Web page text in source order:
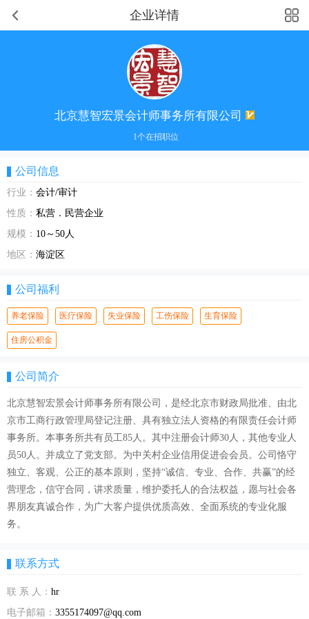
企业详情
北京慧智宏景会计师事务所有限公司
1个在招职位
公司信息
行业： 会计/审计
性质： 私营．民营企业
规模： 10～50人
地区： 海淀区
公司福利
养老保险 医疗保险 失业保险 工伤保险 生育保险
住房公积金
公司简介
北京慧智宏景会计师事务所有限公司，是经北京市财政局批准、由北
京市工商行政管理局登记注册、具有独立法人资格的有限责任会计师
事务所。本事务所共有员工85人。其中注册会计师30人，其他专业人
员50人。并成立了党支部。为中关村企业信用促进会会员。公司恪守
独立、客观、公正的基本原则，坚持“诚信、专业、合作、共赢”的经
营理念，信守合同，讲求质量，维护委托人的合法权益，愿与社会各
界朋友真诚合作，为广大客户提供优质高效、全面系统的专业化服
务。
联系方式
联 系 人： hr
电子邮箱： 3355174097@qq.com